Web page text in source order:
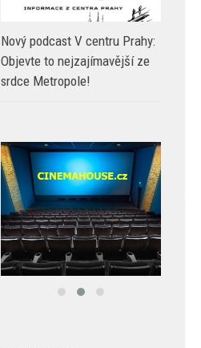
Nový podcast V centru Prahy:
Objevte to nejzajímavější ze
srdce Metropole!